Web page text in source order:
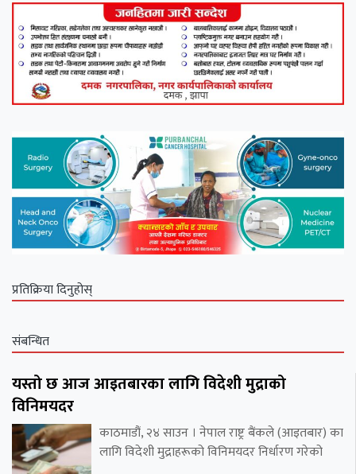
प्रतिक्रिया दिनुहोस्
संबन्धित
यस्तो छ आज आइतबारका लागि विदेशी मुद्राको
विनिमयदर
काठमाडौं, २४ साउन । नेपाल राष्ट्र बैंकले (आइतबार) का
लागि विदेशी मुद्राहरूको विनिमयदर निर्धारण गरेको